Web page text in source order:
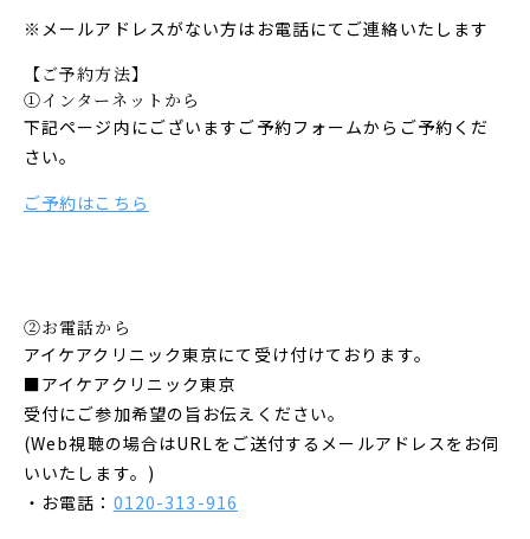
※メールアドレスがない方はお電話にてご連絡いたします
【ご予約方法】
①インターネットから
下記ページ内にございますご予約フォームからご予約くだ
さい。
ご予約はこちら
②お電話から
アイケアクリニック東京にて受け付けております。
■アイケアクリニック東京
受付にご参加希望の旨お伝えください。
(Web視聴の場合はURLをご送付するメールアドレスをお伺
いいたします。)
・お電話： 0120-313-916